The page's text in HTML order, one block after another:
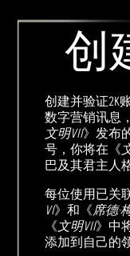
创
创建并验证2K
数字营销讯息
文明VII》发布
号，你将在《
巴及其君主人
每位使用已关
VI》和《席德·
《文明VII》中
添加到自己的